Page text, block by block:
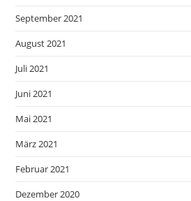
September 2021
August 2021
Juli 2021
Juni 2021
Mai 2021
März 2021
Februar 2021
Dezember 2020